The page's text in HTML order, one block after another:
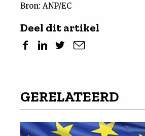
Bron: ANP/EC
Deel dit artikel
GERELATEERD